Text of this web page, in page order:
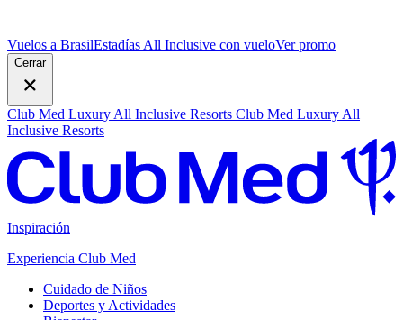
Vuelos a BrasilEstadías All Inclusive con vueloVer promo
Cerrar
Club Med Luxury All Inclusive Resorts Club Med Luxury All
Inclusive Resorts
Inspiración
Experiencia Club Med
Cuidado de Niños
Deportes y Actividades